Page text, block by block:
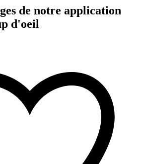
de notre application
d'oeil